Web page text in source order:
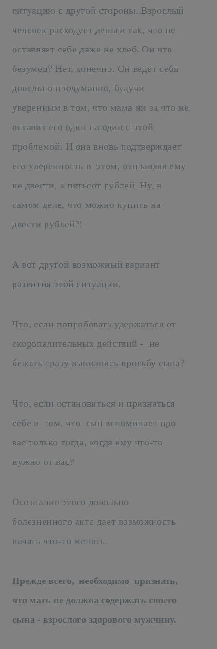
ситуацию с другой стороны. Взрослый
человек расходует деньги так, что не
оставляет себе даже не хлеб. Он что
безумец? Нет, конечно. Он ведет себя
довольно продуманно, будучи
уверенным в том, что мама ни за что не
оставит его один на один с этой
проблемой. И она вновь подтверждает
его уверенность в этом, отправляя ему
не двести, а пятьсот рублей. Ну, в
самом деле, что можно купить на
двести рублей?!
А вот другой возможный вариант
развития этой ситуации.
Что, если попробовать удержаться от
скоропалительных действий - не
бежать сразу выполнять просьбу сына?
Что, если остановиться и признаться
себе в том, что сын вспоминает про
вас только тогда, когда ему что-то
нужно от вас?
Осознание этого довольно
болезненного акта дает возможность
начать что-то менять.
Прежде всего, необходимо признать,
что мать не должна содержать своего
сына - взрослого здорового мужчину.